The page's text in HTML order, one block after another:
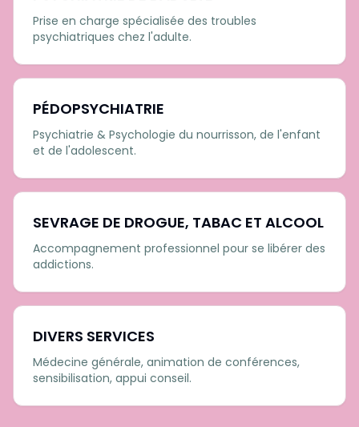
Prise en charge spécialisée des troubles
psychiatriques chez l'adulte.
PÉDOPSYCHIATRIE
Psychiatrie & Psychologie du nourrisson, de l'enfant
et de l'adolescent.
SEVRAGE DE DROGUE, TABAC ET ALCOOL
Accompagnement professionnel pour se libérer des
addictions.
DIVERS SERVICES
Médecine générale, animation de conférences,
sensibilisation, appui conseil.